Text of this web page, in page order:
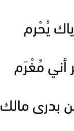
يُحْرم
أني مُغْرَم
بدرى مالك